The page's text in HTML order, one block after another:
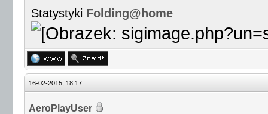
Statystyki Folding@home
16-02-2015, 18:17
AeroPlayUser